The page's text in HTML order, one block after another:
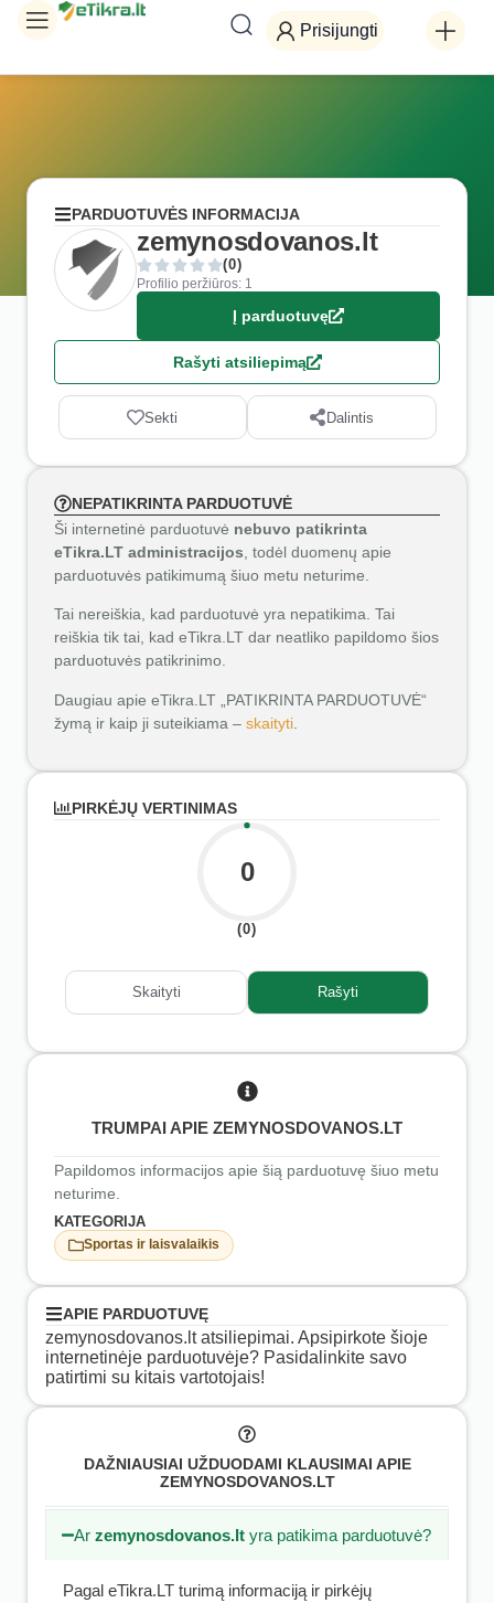
Prisijungti
PARDUOTUVĖS INFORMACIJA
zemynosdovanos.lt
(0)
Profilio peržiūros: 1
Į parduotuvę
Rašyti atsiliepimą
Sekti Dalintis
NEPATIKRINTA PARDUOTUVĖ
Ši internetinė parduotuvė nebuvo patikrinta
eTikra.LT administracijos , todėl duomenų apie
parduotuvės patikimumą šiuo metu neturime.
Tai nereiškia, kad parduotuvė yra nepatikima. Tai
reiškia tik tai, kad eTikra.LT dar neatliko papildomo šios
parduotuvės patikrinimo.
Daugiau apie eTikra.LT „PATIKRINTA PARDUOTUVĖ“
žymą ir kaip ji suteikiama – skaityti
PIRKĖJŲ VERTINIMAS
0
(0)
Skaityti Rašyti
TRUMPAI APIE ZEMYNOSDOVANOS.LT
Papildomos informacijos apie šią parduotuvę šiuo metu
neturime.
KATEGORIJA
Sportas ir laisvalaikis
APIE PARDUOTUVĘ
zemynosdovanos.lt atsiliepimai. Apsipirkote šioje
internetinėje parduotuvėje? Pasidalinkite savo
patirtimi su kitais vartotojais!
DAŽNIAUSIAI UŽDUODAMI KLAUSIMAI APIE
ZEMYNOSDOVANOS.LT
Arzemynosdovanos.lt yra patikima parduotuvė?
Pagal eTikra.LT turimą informaciją ir pirkėjų